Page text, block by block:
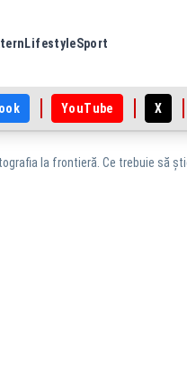
LifestyleSport
YouTube X
la frontieră. Ce trebuie să